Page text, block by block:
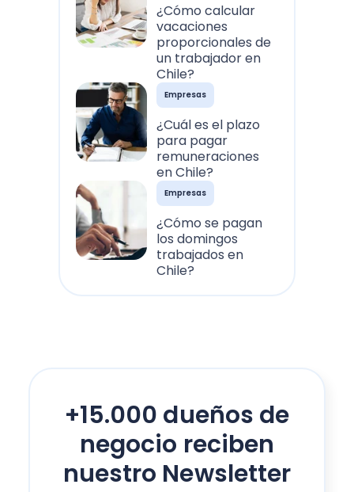
¿Cómo calcular
vacaciones
proporcionales de
un trabajador en
Chile?
Empresas
¿Cuál es el plazo
para pagar
remuneraciones
en Chile?
Empresas
¿Cómo se pagan
los domingos
trabajados en
Chile?
+15.000 dueños de
negocio reciben
nuestro Newsletter